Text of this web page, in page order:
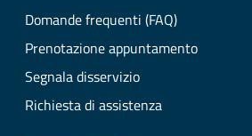
Domande frequenti (FAQ)
Prenotazione appuntamento
Segnala disservizio
Richiesta di assistenza